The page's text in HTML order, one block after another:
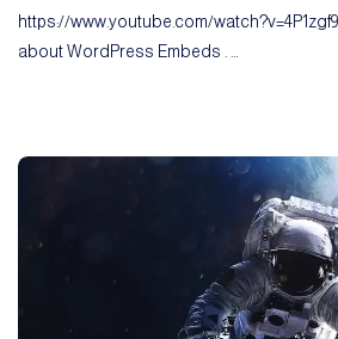
https://www.youtube.com/
about WordPress Embeds . …